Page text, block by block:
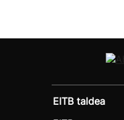
EITB taldea